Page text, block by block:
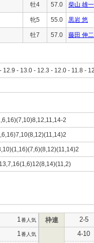
牡4 57.0 柴山 雄一
牝5 55.0 黒岩 悠
牡7 57.0 藤田 伸二
12.9 - 13.0 - 12.3 - 12.0 - 11.8 -
2
1 番人気
1 番人気
枠連 2-5
4-10